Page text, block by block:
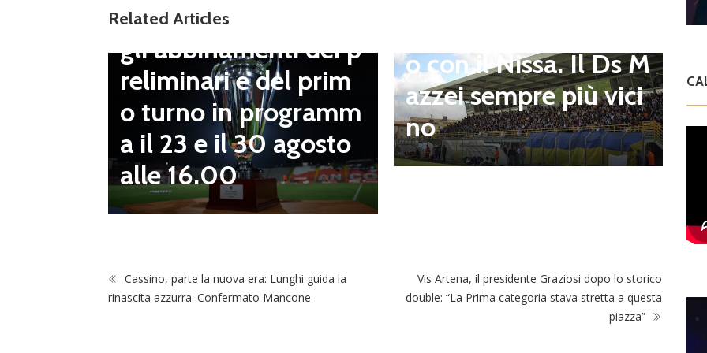
Related Articles
Coppa Italia Serie D,
gli abbinamenti dei p
reliminari e del prim
o turno in programm
a il 23 e il 30 agosto
alle 16.00
o con il Nissa. Il Ds M
azzei sempre più vici
no
Cassino, parte la nuova era: Lunghi guida la
rinascita azzurra. Confermato Mancone
Vis Artena, il presidente Graziosi dopo lo storico
double: “La Prima categoria stava stretta a questa
piazza”